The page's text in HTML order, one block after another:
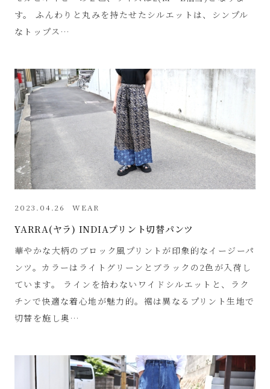
す。 ふんわりと丸みを持たせたシルエットは、シンプル
なトップス…
2023.04.26 WEAR
YARRA(ヤラ) INDIAプリント切替パンツ
華やかな大柄のブロック風プリントが印象的なイージーパ
ンツ。カラーはライトグリーンとブラックの2色が入荷し
ています。 ラインを拾わないワイドシルエットと、ラク
チンで快適な着心地が魅力的。裾は異なるプリント生地で
切替を施し奥…